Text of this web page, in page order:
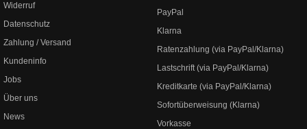
Widerruf
Datenschutz
Zahlung / Versand
Kundeninfo
Jobs
Über uns
News
PayPal
Klarna
Ratenzahlung (via PayPal/Klarna)
Lastschrift (via PayPal/Klarna)
Kreditkarte (via PayPal/Klarna)
Sofortüberweisung (Klarna)
Vorkasse